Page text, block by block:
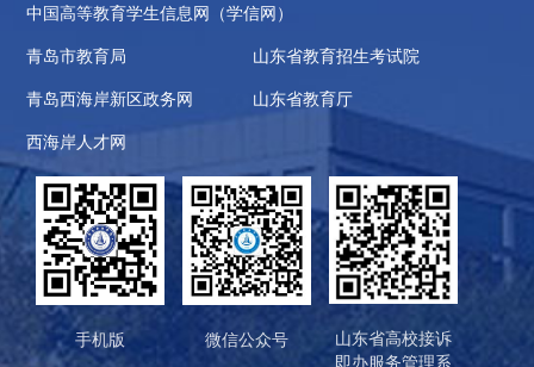
中国高等教育学生信息网（学信网）
青岛市教育局
山东省教育招生考试院
青岛西海岸新区政务网
山东省教育厅
西海岸人才网
手机版 微信公众号
山东省高校接诉
即办服务管理系